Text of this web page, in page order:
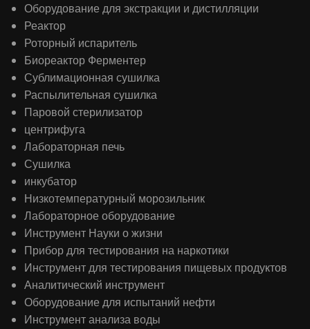
Оборудование для экстракции и дистилляции
Реактор
Роторный испаритель
Биореактор Ферментер
Сублимационная сушилка
Распылительная сушилка
Паровой стерилизатор
центрифуга
Лабораторная печь
Сушилка
инкубатор
Низкотемпературный морозильник
Лабораторное оборудование
Инструмент Науки о жизни
Прибор для тестирования на наркотики
Инструмент для тестирования пищевых продуктов
Аналитический инструмент
Оборудование для испытаний нефти
Инструмент анализа воды